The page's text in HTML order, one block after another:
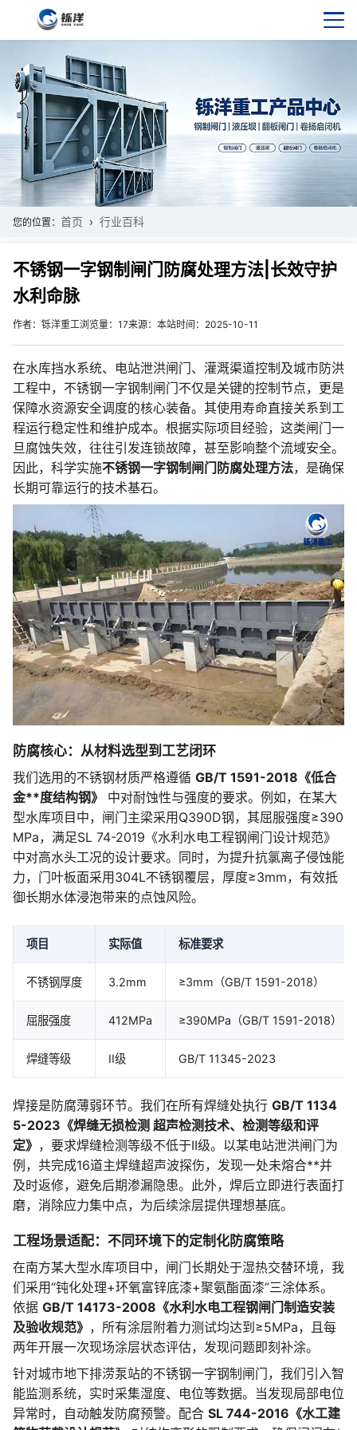
您的位置： 首页 行业百科
不锈钢一字钢制闸门防腐处理方法|长效守护
水利命脉
作者：铄洋重工浏览量：17来源：本站时间：2025-10-11
在水库挡水系统、电站泄洪闸门、灌溉渠道控制及城市防洪
工程中，不锈钢一字钢制闸门不仅是关键的控制节点，更是
保障水资源安全调度的核心装备。其使用寿命直接关系到工
程运行稳定性和维护成本。根据实际项目经验，这类闸门一
旦腐蚀失效，往往引发连锁故障，甚至影响整个流域安全。
因此，科学实施不锈钢一字钢制闸门防腐处理方法，是确保
长期可靠运行的技术基石。
防腐核心：从材料选型到工艺闭环
我们选用的不锈钢材质严格遵循 GB/T 1591-2018《低合
金**度结构钢》
中对耐蚀性与强度的要求。例如，在某大
型水库项目中，闸门主梁采用Q390D钢，其屈服强度≥390
MPa，满足SL 74-2019《水利水电工程钢闸门设计规范》
中对高水头工况的设计要求。同时，为提升抗氯离子侵蚀能
力，门叶板面采用304L不锈钢覆层，厚度≥3mm，有效抵
御长期水体浸泡带来的点蚀风险。
项目 实际值 标准要求
不锈钢厚度 3.2mm ≥3mm（GB/T 1591-2018）
屈服强度 412MPa ≥390MPa（GB/T 1591-2018）
焊缝等级 II级 GB/T 11345-2023
焊接是防腐薄弱环节。我们在所有焊缝处执行 GB/T 1134
5-2023《焊缝无损检测 超声检测技术、检测等级和评
定》 ，要求焊缝检测等级不低于II级。以某电站泄洪闸门为
例，共完成16道主焊缝超声波探伤，发现一处未熔合**并
及时返修，避免后期渗漏隐患。此外，焊后立即进行表面打
磨，消除应力集中点，为后续涂层提供理想基底。
工程场景适配：不同环境下的定制化防腐策略
在南方某大型水库项目中，闸门长期处于湿热交替环境，我
们采用“钝化处理+环氧富锌底漆+聚氨酯面漆”三涂体系。
依据 GB/T 14173-2008《水利水电工程钢闸门制造安装
及验收规范》 ，所有涂层附着力测试均达到≥5MPa，且每
两年开展一次现场涂层状态评估，发现问题即刻补涂。
针对城市地下排涝泵站的不锈钢一字钢制闸门，我们引入智
能监测系统，实时采集湿度、电位等数据。当发现局部电位
异常时，自动触发防腐预警。配合 SL 744-2016《水工建